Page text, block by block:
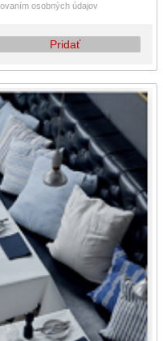
osobných údajov
Pridať